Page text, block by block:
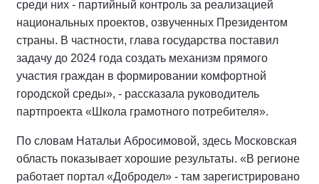
среди них - партийный контроль за реализацией
национальных проектов, озвученных Президентом
страны. В частности, глава государства поставил
задачу до 2024 года создать механизм прямого
участия граждан в формировании комфортной
городской среды», - рассказала руководитель
партпроекта «Школа грамотного потребителя».
По словам Натальи Абросимовой, здесь Московская
область показывает хорошие результаты. «В регионе
работает портал «Добродел» - там зарегистрировано